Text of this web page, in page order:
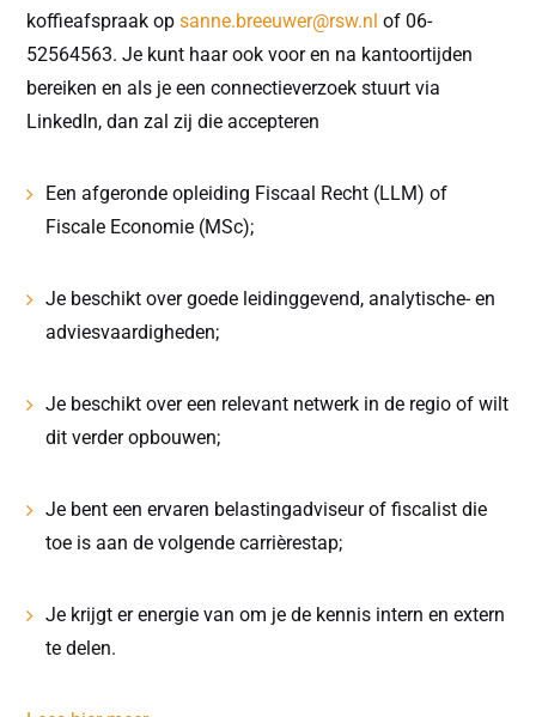
koffieafspraak op sanne.breeuwer@rsw.nl of 06-
52564563. Je kunt haar ook voor en na kantoortijden
bereiken en als je een connectieverzoek stuurt via
LinkedIn, dan zal zij die accepteren
Een afgeronde opleiding Fiscaal Recht (LLM) of
Fiscale Economie (MSc);
Je beschikt over goede leidinggevend, analytische- en
adviesvaardigheden;
Je beschikt over een relevant netwerk in de regio of wilt
dit verder opbouwen;
Je bent een ervaren belastingadviseur of fiscalist die
toe is aan de volgende carrièrestap;
Je krijgt er energie van om je de kennis intern en extern
te delen.